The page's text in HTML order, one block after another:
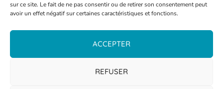
sur ce site. Le fait de ne pas consentir ou de retirer son consentement peut
avoir un effet négatif sur certaines caractéristiques et fonctions.
ACCEPTER
REFUSER